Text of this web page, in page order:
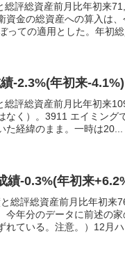
総評総資産前月比年初来
資金の総資産への算入は
っての適用とした。年初総
-2.3%(年初来-4.1%)
総評総資産前月比年初来
なく）。3911 エイミン
た経緯のまま。一時は20...
績-0.3%(年初来
総評総資産前月比年初
今年分のデータに前述の
れている。注意。）12月ハ